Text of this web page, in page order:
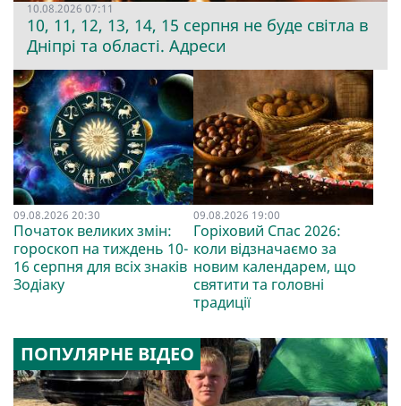
10.08.2026 07:11
10, 11, 12, 13, 14, 15 серпня не буде світла в
Дніпрі та області. Адреси
09.08.2026 20:30
Початок великих змін:
гороскоп на тиждень 10-
16 серпня для всіх знаків
Зодіаку
09.08.2026 19:00
Горіховий Спас 2026:
коли відзначаємо за
новим календарем, що
святити та головні
традиції
ПОПУЛЯРНЕ ВІДЕО